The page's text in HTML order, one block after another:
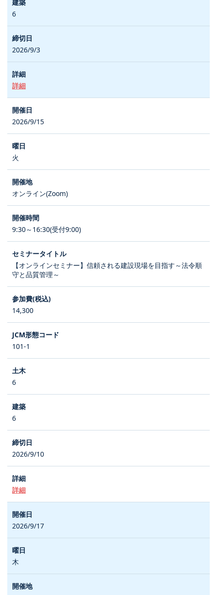
6
2026/9/3
詳細
2026/9/15
火
オンライン(Zoom)
9:30～16:30(受付9:00)
【オンラインセミナー】信頼される建設現場を目指す～法令順
守と品質管理～
14,300
101-1
6
6
2026/9/10
詳細
2026/9/17
木